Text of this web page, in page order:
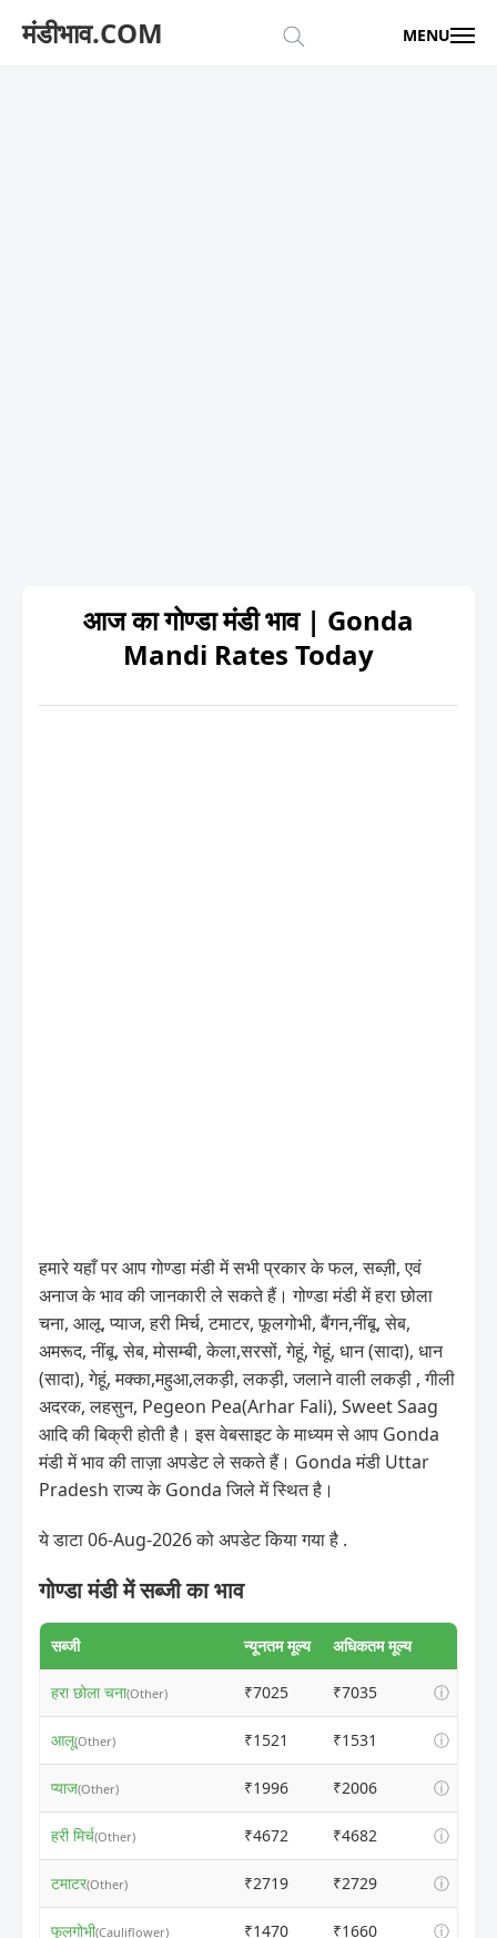
मंडीभाव.COM MENU
आज का गोण्डा मंडी भाव | Gonda
Mandi Rates Today
हमारे यहाँ पर आप गोण्डा मंडी में सभी प्रकार के फल, सब्ज़ी, एवं
अनाज के भाव की जानकारी ले सकते हैं। गोण्डा मंडी में हरा छोला
चना, आलू, प्याज, हरी मिर्च, टमाटर, फूलगोभी, बैंगन,नींबू, सेब,
अमरूद, नींबू, सेब, मोसम्बी, केला,सरसों, गेहूं, गेहूं, धान (सादा), धान
(सादा), गेहूं, मक्का,महुआ,लकड़ी, लकड़ी, जलाने वाली लकड़ी , गीली
अदरक, लहसुन, Pegeon Pea(Arhar Fali), Sweet Saag
आदि की बिक्री होती है। इस वेबसाइट के माध्यम से आप Gonda
मंडी में भाव की ताज़ा अपडेट ले सकते हैं। Gonda मंडी Uttar
Pradesh राज्य के Gonda जिले में स्थित है।
ये डाटा 06-Aug-2026 को अपडेट किया गया है .
गोण्डा मंडी में सब्जी का भाव
सब्जी न्यूनतम मूल्य अधिकतम मूल्य
हरा छोला चना(Other) ₹7025 ₹7035 ⓘ
आलू(Other) ₹1521 ₹1531 ⓘ
प्याज(Other) ₹1996 ₹2006 ⓘ
हरी मिर्च(Other) ₹4672 ₹4682 ⓘ
टमाटर(Other) ₹2719 ₹2729 ⓘ
फूलगोभी(Cauliflower) ₹1470 ₹1660 ⓘ